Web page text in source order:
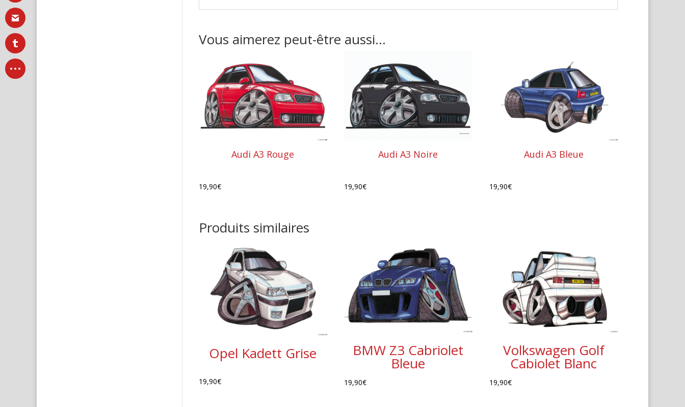
Vous aimerez peut-être aussi…
Audi A3 Rouge
19,90€
Audi A3 Noire
19,90€
Audi A3 Bleue
19,90€
Produits similaires
Opel Kadett Grise
19,90€
BMW Z3 Cabriolet
Bleue
19,90€
Volkswagen Golf
Cabiolet Blanc
19,90€